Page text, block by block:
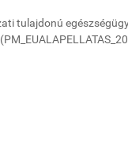
tulajdonú